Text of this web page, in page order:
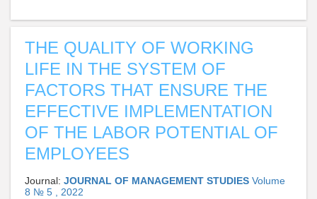
THE QUALITY OF WORKING
LIFE IN THE SYSTEM OF
FACTORS THAT ENSURE THE
EFFECTIVE IMPLEMENTATION
OF THE LABOR POTENTIAL OF
EMPLOYEES
Journal: JOURNAL OF MANAGEMENT STUDIES Volume
8 № 5 , 2022